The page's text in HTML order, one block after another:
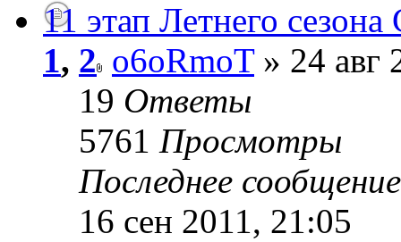
11 этап Летнего
1, 2 o6oRmoT» 24 авг
19 Ответы
5761 Просмотры
Последнее
16 сен 2011, 21:05